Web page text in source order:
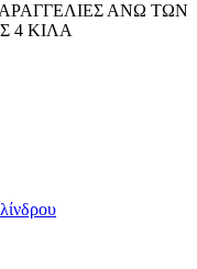
ΑΝΩ ΤΩΝ
4 ΚΙΛΑ